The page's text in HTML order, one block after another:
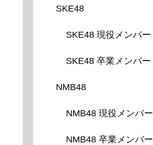
SKE48
SKE48 現役メンバー
SKE48 卒業メンバー
NMB48
NMB48 現役メンバー
NMB48 卒業メンバー